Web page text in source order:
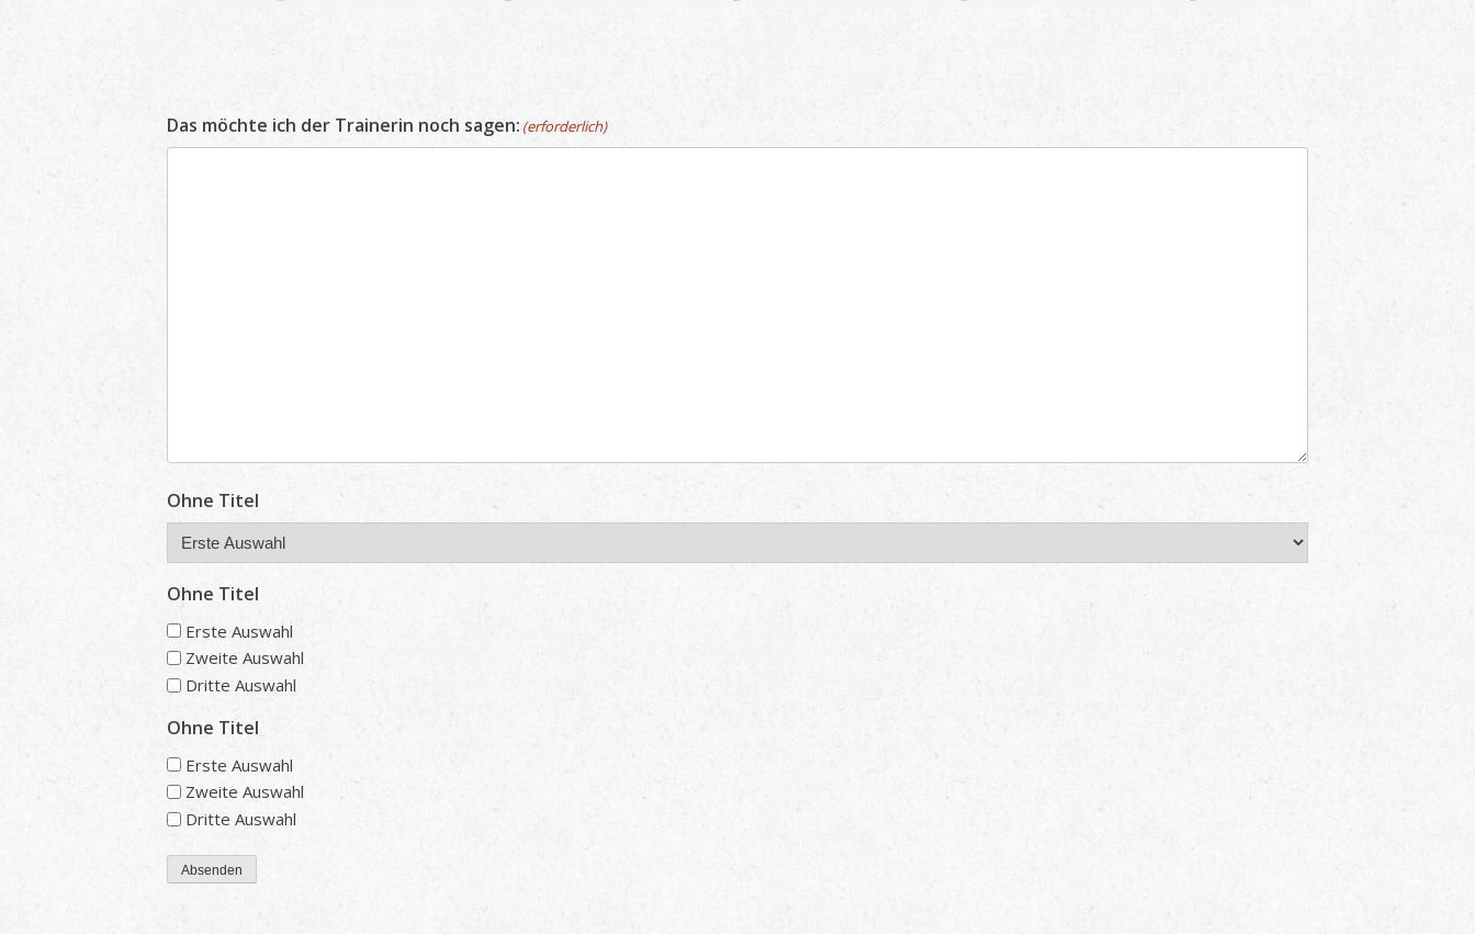
Das möchte ich der Trainerin noch sagen: (erforderlich)
Ohne Titel
Ohne Titel
Erste Auswahl
Zweite Auswahl
Dritte Auswahl
Ohne Titel
Erste Auswahl
Zweite Auswahl
Dritte Auswahl
Absenden